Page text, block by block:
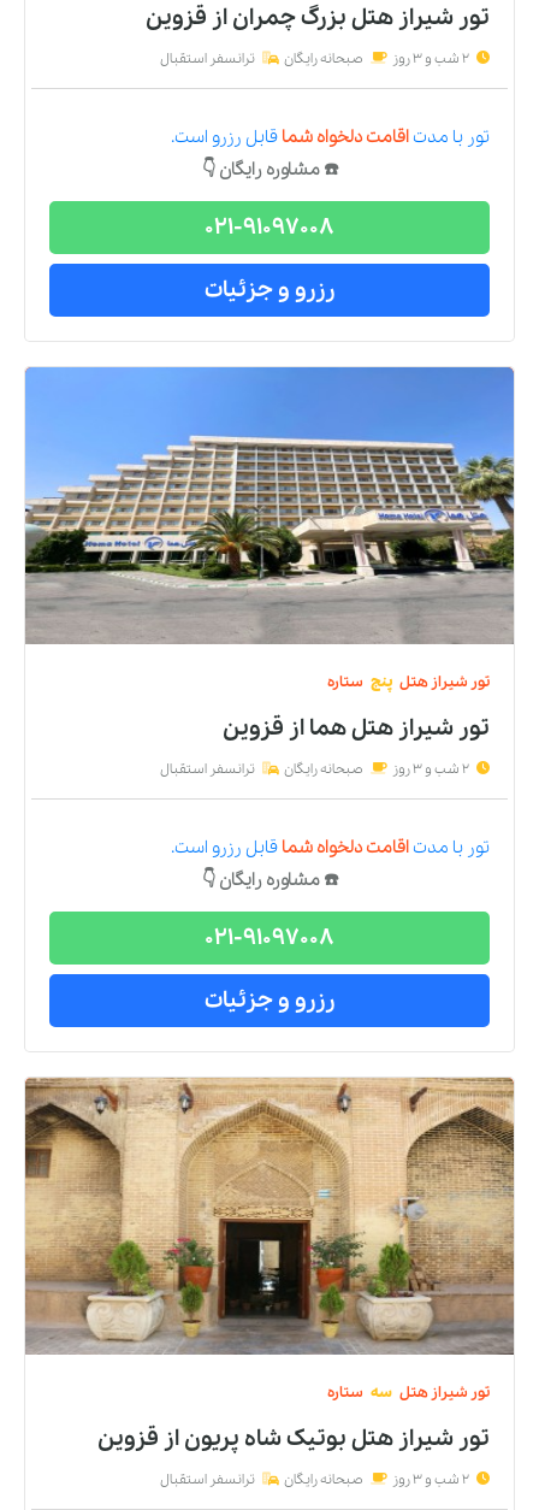
تور شیراز هتل بزرگ چمراناز قزوین
2 شب و 3 روز صبحانه رایگان ترانسفر استقبال
تور با مدتاقامت دلخواه شما قابل رزرو است.
☎️ مشاوره رایگان 👇
021-91097008
رزرو و جزئیات
تور شیراز هتل پنج ستاره
تور شیراز هتل همااز قزوین
2 شب و 3 روز صبحانه رایگان ترانسفر استقبال
تور با مدتاقامت دلخواه شما قابل رزرو است.
☎️ مشاوره رایگان 👇
021-91097008
رزرو و جزئیات
تور شیراز هتل سه ستاره
تور شیراز هتل بوتیک شاه پریوناز قزوین
2 شب و 3 روز صبحانه رایگان ترانسفر استقبال